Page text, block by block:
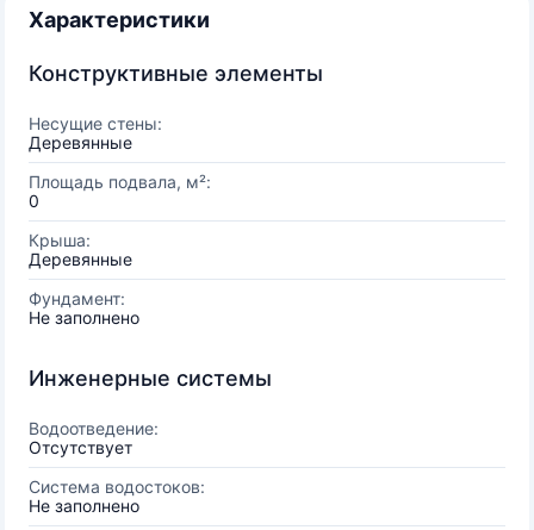
Характеристики
Конструктивные элементы
Несущие стены:
Деревянные
Площадь подвала, м²:
0
Крыша:
Деревянные
Фундамент:
Не заполнено
Инженерные системы
Водоотведение:
Отсутствует
Система водостоков:
Не заполнено